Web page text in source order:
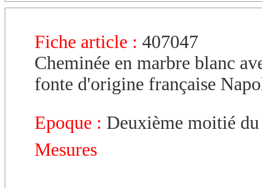
Fiche article : 407047
Cheminée en marbre blanc
fonte d'origine française
Epoque : Deuxième moitié
Mesures